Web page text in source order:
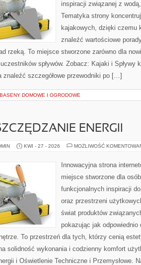
inspiracji związanej z
Tematyka strony
kajakowych, dzięki czemu
znaleźć wartościowe
rzeką. To miejsce stworzone zarówno dla
spływów. Zobacz: Kajaki i Spływy
znaleźć szczegółowe przewodniki po […]
BASENY DOMOWE I OGRODOWE
ENERGII
KWI - 27 - 2026 MOŻLIWOŚĆ
Innowacyjna strona
miejsce stworzone dla
funkcjonalnych inspiracji
oraz przestrzeni
świat produktów
pokazując jak odpowiednio
To przestrzeń dla tych, którzy cenią
solidność wykonania i codzienny komfort
i Oświetlenie Techniczne i Przemysłowe.